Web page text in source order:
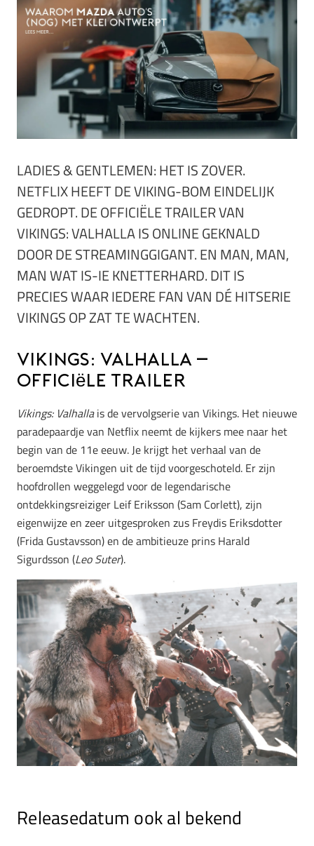
LADIES & GENTLEMEN: HET IS ZOVER.
NETFLIX HEEFT DE VIKING-BOM EINDELIJK
GEDROPT. DE OFFICIËLE TRAILER VAN
VIKINGS: VALHALLA IS ONLINE GEKNALD
DOOR DE STREAMINGGIGANT. EN MAN, MAN,
MAN WAT IS-IE KNETTERHARD. DIT IS
PRECIES WAAR IEDERE FAN VAN DÉ HITSERIE
VIKINGS OP ZAT TE WACHTEN.
Vikings: Valhalla –
officiële trailer
Vikings: Valhallais de vervolgserie van Vikings. Het nieuwe
paradepaardje van Netflix neemt de kijkers mee naar het
begin van de 11e eeuw. Je krijgt het verhaal van de
beroemdste Vikingen uit de tijd voorgeschoteld. Er zijn
hoofdrollen weggelegd voor de legendarische
ontdekkingsreiziger Leif Eriksson (Sam Corlett), zijn
eigenwijze en zeer uitgesproken zus Freydis Eriksdotter
(Frida Gustavsson) en de ambitieuze prins Harald
Sigurdsson (Leo Suter).
Releasedatum ook al bekend